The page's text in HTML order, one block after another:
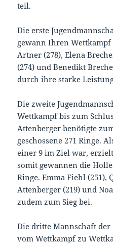
teil.
Die erste
gewann Ihren Wettkampf
Artner (278), Elena
(274) und Benedikt
durch ihre starke
Die zweite
Wettkampf bis zum
Attenberger benötigte
geschossene 271 Ringe.
einer 9 im Ziel war,
somit gewannen die
Ringe. Emma Fiehl (251),
Attenberger (219) und
zudem zum Sieg bei.
Die dritte Mannschaft
vom Wettkampf zu